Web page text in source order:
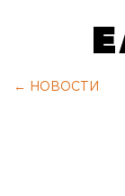
← НОВОСТИ